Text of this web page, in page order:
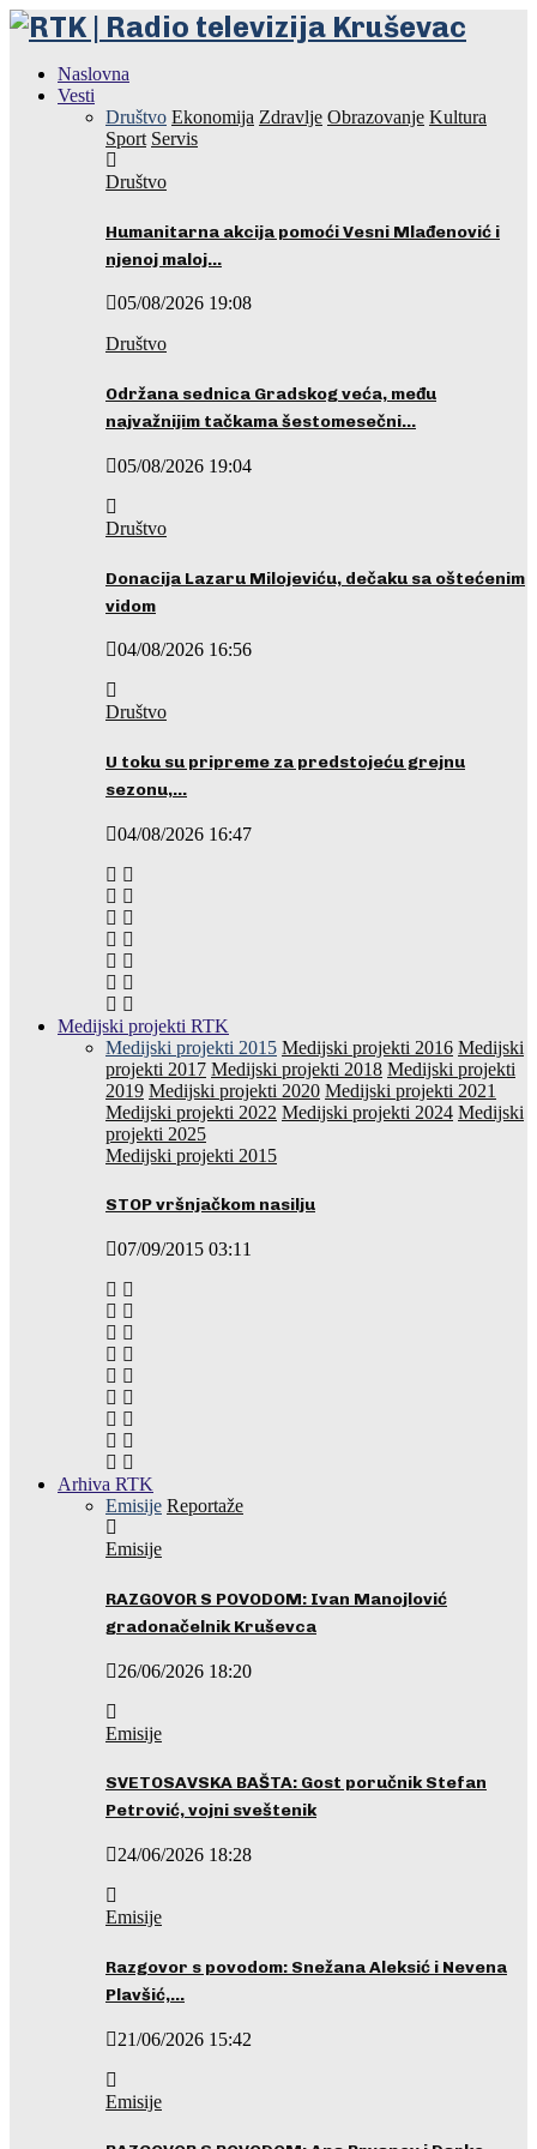
Naslovna
Vesti
Društvo Ekonomija Zdravlje Obrazovanje Kultura
Sport Servis
Društvo
Humanitarna akcija pomoći Vesni Mlađenović i
njenoj maloj…
05/08/2026 19:08
Društvo
Održana sednica Gradskog veća, među
najvažnijim tačkama šestomesečni…
05/08/2026 19:04
Društvo
Donacija Lazaru Milojeviću, dečaku sa oštećenim
vidom
04/08/2026 16:56
Društvo
U toku su pripreme za predstojeću grejnu
sezonu,…
04/08/2026 16:47
Medijski projekti RTK
Medijski projekti 2015 Medijski projekti 2016 Medijski
projekti 2017 Medijski projekti 2018 Medijski projekti
2019 Medijski projekti 2020 Medijski projekti 2021
Medijski projekti 2022 Medijski projekti 2024 Medijski
projekti 2025
Medijski projekti 2015
STOP vršnjačkom nasilju
07/09/2015 03:11
Arhiva RTK
Emisije Reportaže
Emisije
RAZGOVOR S POVODOM: Ivan Manojlović
gradonačelnik Kruševca
26/06/2026 18:20
Emisije
SVETOSAVSKA BAŠTA: Gost poručnik Stefan
Petrović, vojni sveštenik
24/06/2026 18:28
Emisije
Razgovor s povodom: Snežana Aleksić i Nevena
Plavšić,…
21/06/2026 15:42
Emisije